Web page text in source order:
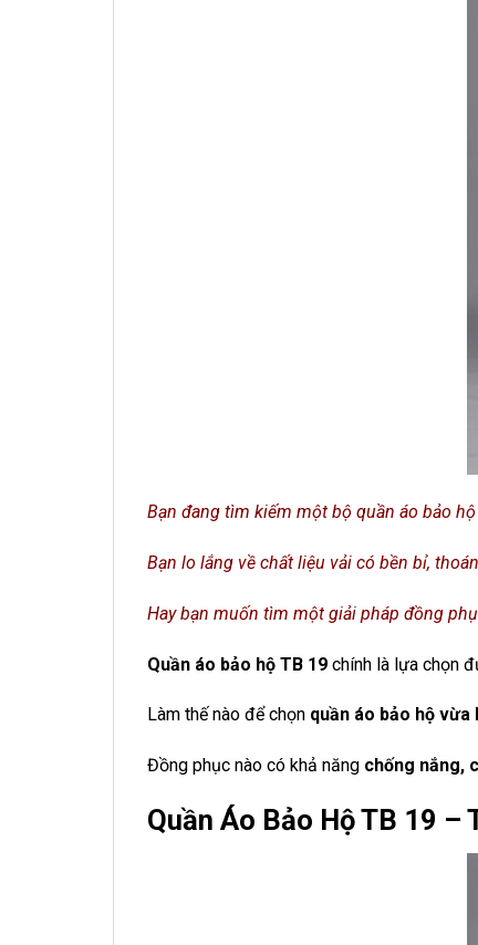
Bạn đang tìm kiếm một bộ quần áo bảo
Bạn lo lắng về chất liệu vải có bền bỉ,
Hay bạn muốn tìm một giải pháp đồng
Quần áo bảo hộ TB 19 chính là lựa chọn
Làm thế nào để chọn quần áo bảo hộ
Đồng phục nào có khả năng chống nắng,
Quần Áo Bảo Hộ TB 19 –